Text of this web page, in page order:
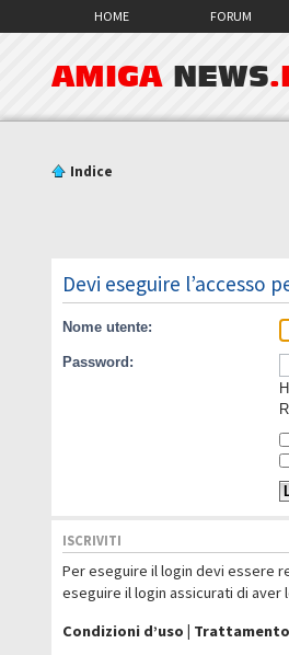
HOME FORUM
AMIGA NEWS
Indice
Devi eseguire l’accesso
Nome utente:
Password:
ISCRIVITI
Per eseguire il login devi essere
eseguire il login assicurati di aver
Condizioni d’uso |